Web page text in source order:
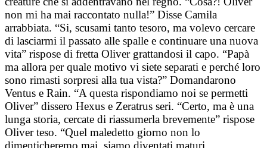
non mi ha mai raccontato nulla!” Disse Camila
arrabbiata. “Si, scusami tanto tesoro, ma volevo cercare
di lasciarmi il passato alle spalle e continuare una nuova
vita” rispose di fretta Oliver grattandosi il capo. “Papà
ma allora per quale motivo vi siete separati e perché loro
sono rimasti sorpresi alla tua vista?” Domandarono
Ventus e Rain. “A questa rispondiamo noi se permetti
Oliver” dissero Hexus e Zeratrus seri. “Certo, ma è una
lunga storia, cercate di riassumerla brevemente” rispose
Oliver teso. “Quel maledetto giorno non lo